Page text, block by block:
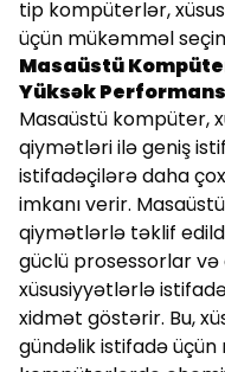
tip kompüterlər,
üçün mükəmməl
Masaüstü
Yüksək Performans
Masaüstü kompüter,
qiymətləri ilə geniş
istifadəçilərə daha
imkanı verir.
qiymətlərlə təklif
güclü prosessorlar və
xüsusiyyətlərlə
xidmət göstərir. Bu,
gündəlik istifadə